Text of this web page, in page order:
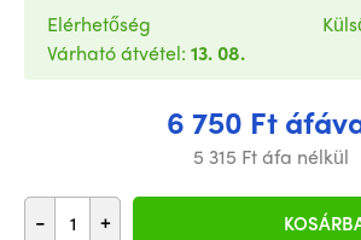
6 750 Ft
5 315 Ft áfa nélkül
- +
Elérhetőség
Várható átvétel: 13. 08.